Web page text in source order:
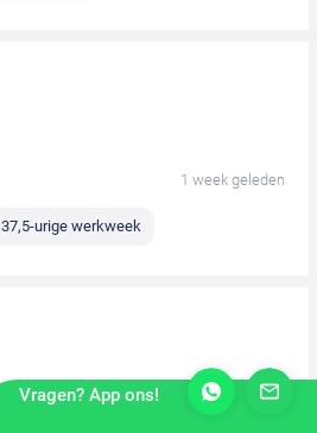
1 week geleden
37,5-urige werkweek
Vragen? App ons!